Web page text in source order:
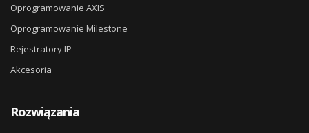
Oprogramowanie AXIS
Oprogramowanie Milestone
Rejestratory IP
Akcesoria
Rozwiązania